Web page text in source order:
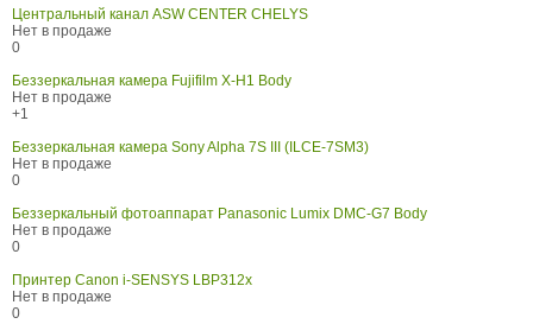
Центральный канал ASW CENTER CHELYS
Нет в продаже
0
Беззеркальная камера Fujifilm X-H1 Body
Нет в продаже
+1
Беззеркальная камера Sony Alpha 7S III (ILCE-7SM3)
Нет в продаже
0
Беззеркальный фотоаппарат Panasonic Lumix DMC-G7 Body
Нет в продаже
0
Принтер Canon i-SENSYS LBP312x
Нет в продаже
0